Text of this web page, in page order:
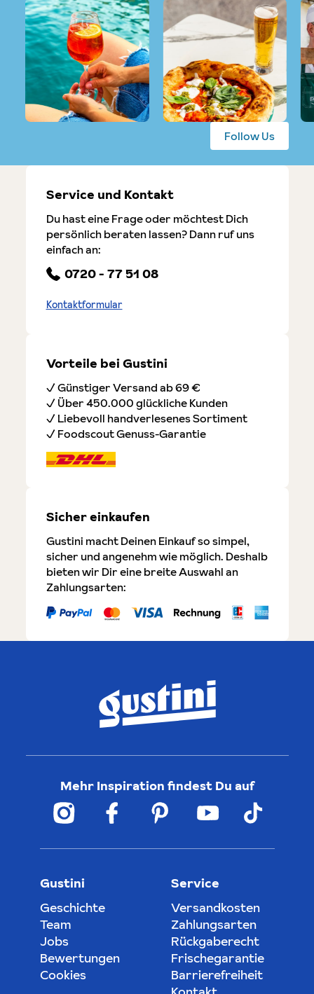
Follow Us
Service und Kontakt
Du hast eine Frage oder möchtest Dich
persönlich beraten lassen? Dann ruf uns
einfach an:
0720 - 77 51 08
Kontaktformular
Vorteile bei Gustini
✓ Günstiger Versand ab 69 €
✓ Über 450.000 glückliche Kunden
✓ Liebevoll handverlesenes Sortiment
✓ Foodscout Genuss-Garantie
Sicher einkaufen
Gustini macht Deinen Einkauf so simpel,
sicher und angenehm wie möglich. Deshalb
bieten wir Dir eine breite Auswahl an
Zahlungsarten:
Mehr Inspiration findest Du auf
Gustini
Geschichte
Team
Jobs
Bewertungen
Cookies
Service
Versandkosten
Zahlungsarten
Rückgaberecht
Frischegarantie
Barrierefreiheit